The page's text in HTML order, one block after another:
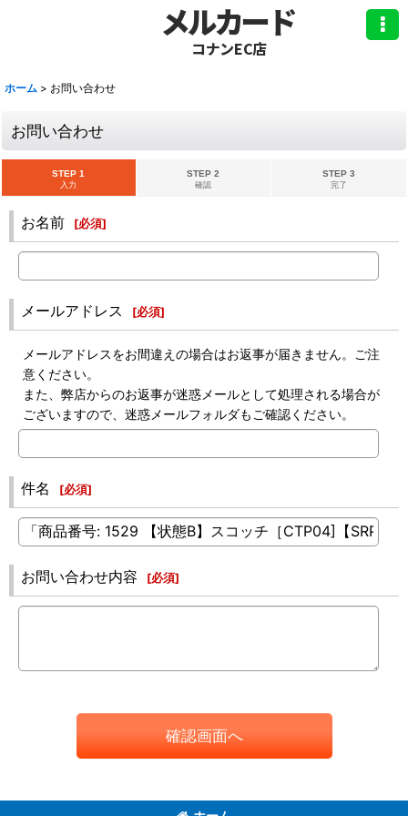
メルカード
コナンEC店
ホーム > お問い合わせ
お問い合わせ
STEP 1
入力
STEP 2
確認
STEP 3
完了
お名前 [必須]
メールアドレス [必須]
メールアドレスをお間違えの場合はお返事が届きません。ご注
意ください。
また、弊店からのお返事が迷惑メールとして処理される場合が
ございますので、迷惑メールフォルダもご確認ください。
件名 [必須]
お問い合わせ内容 [必須]
確認画面へ